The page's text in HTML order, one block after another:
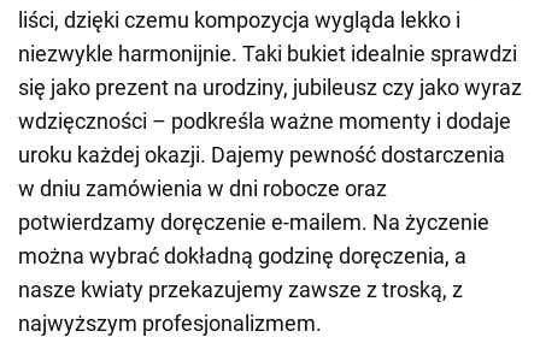
liści, dzięki czemu kompozycja wygląda lekko i
niezwykle harmonijnie. Taki bukiet idealnie sprawdzi
się jako prezent na urodziny, jubileusz czy jako wyraz
wdzięczności – podkreśla ważne momenty i dodaje
uroku każdej okazji. Dajemy pewność dostarczenia
w dniu zamówienia w dni robocze oraz
potwierdzamy doręczenie e-mailem. Na życzenie
można wybrać dokładną godzinę doręczenia, a
nasze kwiaty przekazujemy zawsze z troską, z
najwyższym profesjonalizmem.